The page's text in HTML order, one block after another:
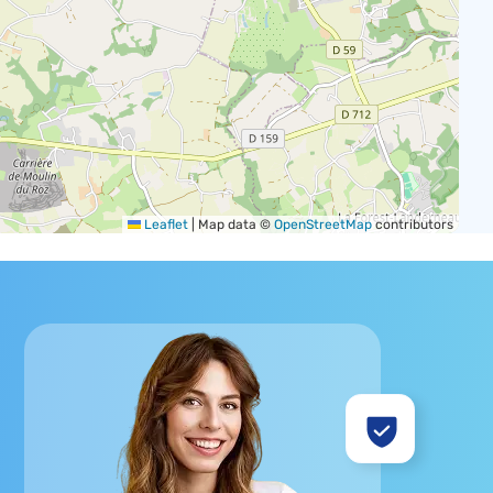
Leaflet Map data © OpenStreetMapcontributors